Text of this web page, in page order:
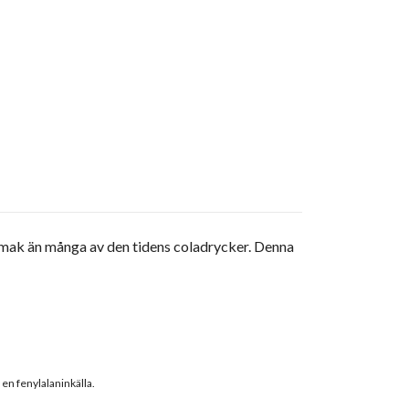
än många av den tidens coladrycker. Denna
fenylalaninkälla.